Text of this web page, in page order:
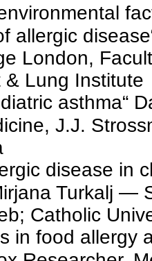
allergic
London,
& Lung Institute
asthma“
J.J.
disease in
Turkalj —
Catholic
in food allergy